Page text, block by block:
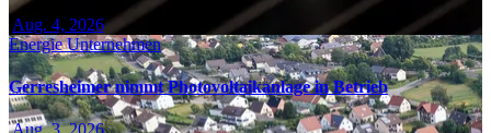
Aug. 4, 2026
EnergieUnternehmen
Gerresheimer nimmt Photovoltaikanlage in Betrieb